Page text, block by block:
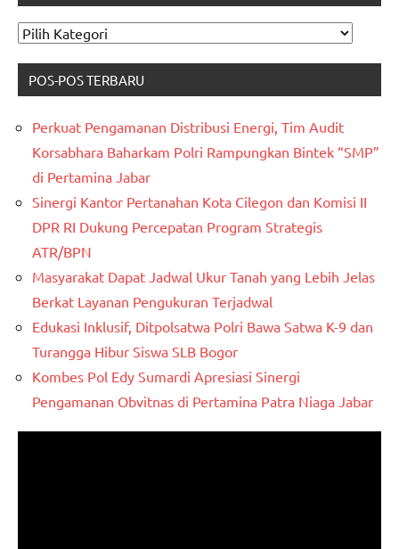
CARI
POS-POS TERBARU
Perkuat Pengamanan Distribusi Energi, Tim Audit
Korsabhara Baharkam Polri Rampungkan Bintek “SMP”
di Pertamina Jabar
Sinergi Kantor Pertanahan Kota Cilegon dan Komisi II
DPR RI Dukung Percepatan Program Strategis
ATR/BPN
Masyarakat Dapat Jadwal Ukur Tanah yang Lebih Jelas
Berkat Layanan Pengukuran Terjadwal
Edukasi Inklusif, Ditpolsatwa Polri Bawa Satwa K-9 dan
Turangga Hibur Siswa SLB Bogor
Kombes Pol Edy Sumardi Apresiasi Sinergi
Pengamanan Obvitnas di Pertamina Patra Niaga Jabar